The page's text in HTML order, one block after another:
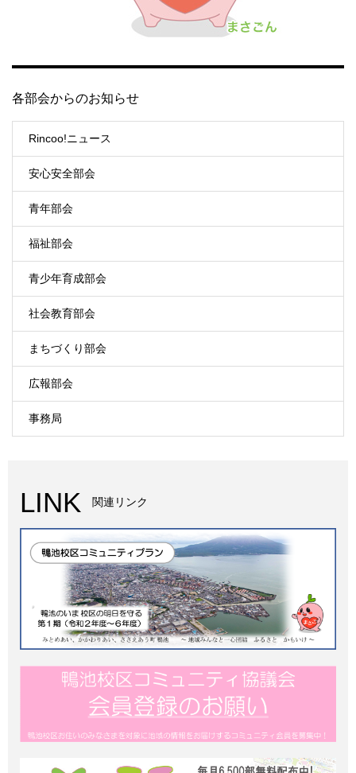
各部会からのお知らせ
Rincoo!ニュース
安心安全部会
青年部会
福祉部会
青少年育成部会
社会教育部会
まちづくり部会
広報部会
事務局
LINK 関連リンク